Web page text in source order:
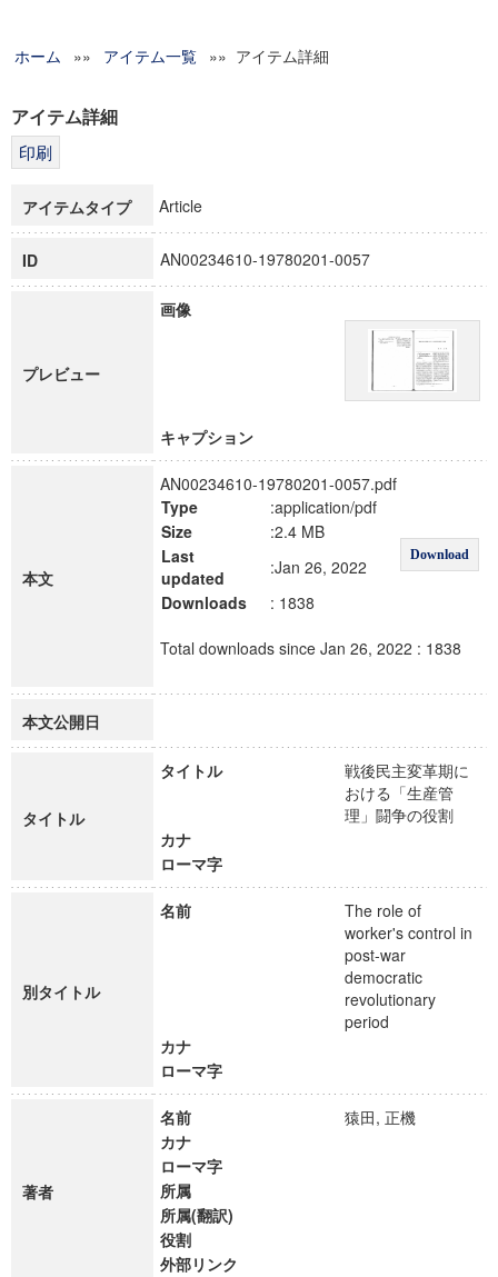
グローバルリサーチインスティテュート
科学研究費補助金研究成果報告書
博士課程教育リーディングプログラム「超成熟社会発展のサ
ホーム »» アイテム一覧 »» アイテム詳細
アイテム詳細
アイテムタイプ Article
ID AN00234610-19780201-0057
プレビュー
画像
キャプション
本文
AN00234610-19780201-0057.pdf
Type
:application/pdf
Download
Size
:2.4 MB
Last
updated
:Jan 26, 2022
Downloads
: 1838
Total downloads since Jan 26, 2022 : 1838
本文公開日
タイトル
タイトル
戦後民主変革期に
おける「生産管
理」闘争の役割
カナ
ローマ字
別タイトル
名前
The role of
worker's control in
post-war
democratic
revolutionary
period
カナ
ローマ字
著者
名前
猿田, 正機
カナ
ローマ字
所属
所属(翻訳)
役割
外部リンク